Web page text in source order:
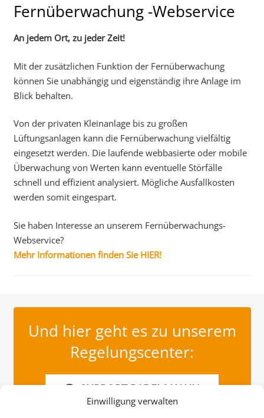
Einwilligung verwalten
Fernüberwachung -Webservice
An jedem Ort, zu jeder Zeit!
Mit der zusätzlichen Funktion der Fernüberwachung
können Sie unabhängig und eigenständig ihre Anlage im
Blick behalten.
Von der privaten Kleinanlage bis zu großen
Lüftungsanlagen kann die Fernüberwachung vielfältig
eingesetzt werden. Die laufende webbasierte oder mobile
Überwachung von Werten kann eventuelle Störfälle
schnell und effizient analysiert. Mögliche Ausfallkosten
werden somit eingespart.
Sie haben Interesse an unserem Fernüberwachungs-
Webservice?
Mehr Informationen finden Sie HIER!
Und hier geht es zu unserem
Regelungscenter:
SUPPORT RADEL&HAHN